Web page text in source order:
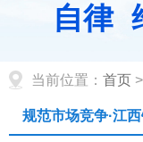
当前位置： 首页 >
规范市场竞争·江